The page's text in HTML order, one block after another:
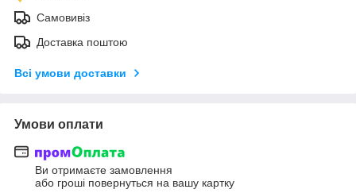
Самовивіз
Доставка поштою
Всі умови доставки
Умови оплати
Ви отримаєте замовлення
або гроші повернуться на вашу картку